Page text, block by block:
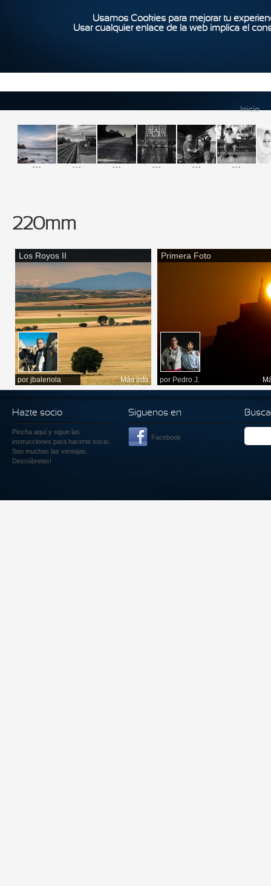
Usamos Cookies para mejorar tu
Usar cualquier enlace de la web implica el
Inicio
... ... ... ... ... ...
220mm
Los Royos II
por jbaleriola Más info
Primera Foto
por Pedro J.
Hazte socio
Pincha aquí y sigue las
instrucciones para hacerte socio.
Son muchas las ventajas.
Descúbrelas!
Siguenos en
Facebook